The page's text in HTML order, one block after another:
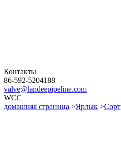
Контакты
86-592-5204188
valve@landeepipeline.com
WCC
домашняя страница >Ярлык >Сорт